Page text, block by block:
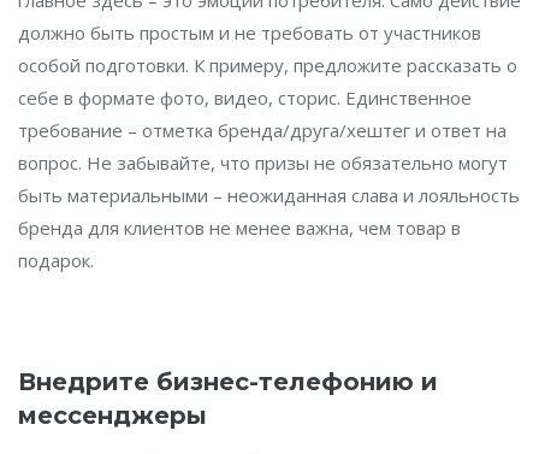
должно быть простым и не требовать от участников
особой подготовки. К примеру, предложите рассказать о
себе в формате фото, видео, сторис. Единственное
требование – отметка бренда/друга/хештег и ответ на
вопрос. Не забывайте, что призы не обязательно могут
быть материальными – неожиданная слава и лояльность
бренда для клиентов не менее важна, чем товар в
подарок.
Внедрите бизнес-телефонию и
мессенджеры